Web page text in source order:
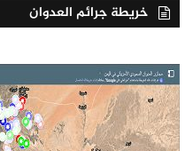
خريطة جرائم العدوان